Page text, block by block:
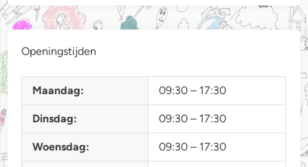
Openingstijden
Maandag: 09:30 – 17:30
Dinsdag: 09:30 – 17:30
Woensdag: 09:30 – 17:30